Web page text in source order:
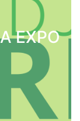
EXPO